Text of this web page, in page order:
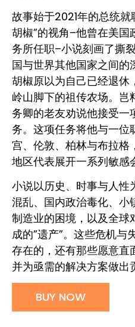
故事始于2021年的总统
胡椒”的视角–他曾在美
务所任职–小说刻画了撕
国与世界其他国家之间的
胡椒原以为自己已经退休
岭山脚下的祖传农场。岂
务卿的老友劝说他接受一
务。这项任务将他与一位
宫、伦敦、柏林与布拉格
地区代表展开一系列敏感
小说以历史、时事与人性
混乱、国内政治毒化、小
制造业的困境，以及全球
成的”遗产”。这些危机与
存在的，还有那些愿意直
并为亟需的解决方案做出
BUY NOW